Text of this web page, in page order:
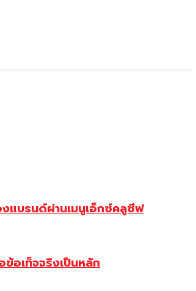
แบรนด์ผ่านเมนูเอ็กซ์คลูซีฟ
อเท็จจริงเป็นหลัก